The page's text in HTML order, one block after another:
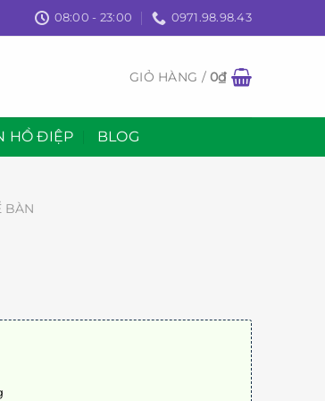
08:00 - 23:00 0971.98.98.43
GIỎ HÀNG /0₫
HỒ ĐIỆP BLOG
BÀN